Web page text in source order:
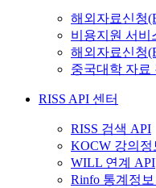
해외자료신청
비용지원 서비
해외자료신청
중국대학 자료
RISS API 센터
RISS 검색 API
KOCW 강의정
WILL 연계 API
Rinfo 통계정